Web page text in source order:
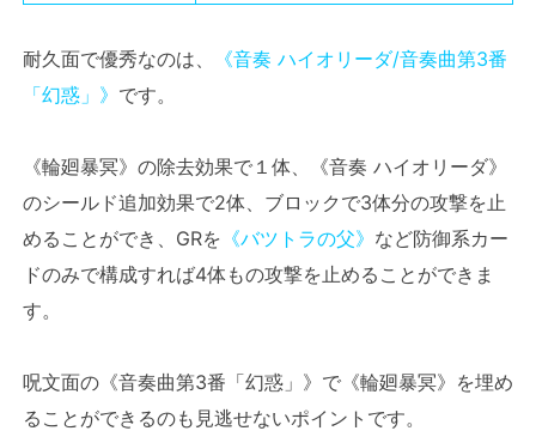
耐久面で優秀なのは、
《音奏 ハイオリーダ/音奏曲第3番
「幻惑」》 です。
《輪廻暴冥》の除去効果で１体、《音奏 ハイオリーダ》
のシールド追加効果で2体、ブロックで3体分の攻撃を止
めることができ、GRを 《バツトラの父》 など防御系カー
ドのみで構成すれば4体もの攻撃を止めることができま
す。
呪文面の《音奏曲第3番「幻惑」》で《輪廻暴冥》を埋め
ることができるのも見逃せないポイントです。